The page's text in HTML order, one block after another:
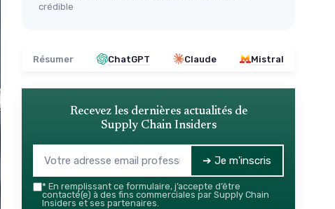
crédible
Résumer ChatGPT Claude Mistral
Recevez les dernières actualités de
Supply Chain Insiders
➔ Je m'inscris
* En remplissant ce formulaire, j’accepte d’être
contacté(e) à des fins commerciales par Supply Chain
Insiders et ses partenaires.